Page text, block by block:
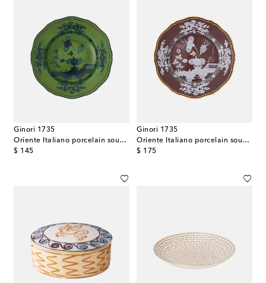
Ginori 1735
Oriente Italiano porcelain soup plate
$ 145
original price
Ginori 1735
Oriente Italiano porcelain soup plate
$ 175
original price